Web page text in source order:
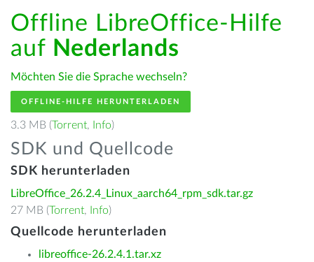
Offline LibreOffice-Hilfe
auf Nederlands
Möchten Sie die Sprache wechseln?
OFFLINE-HILFE HERUNTERLADEN
3.3 MB (Torrent, Info)
SDK und Quellcode
SDK herunterladen
LibreOffice_26.2.4_Linux_aarch64_rpm_sdk.tar.gz
27 MB (Torrent, Info)
Quellcode herunterladen
libreoffice-26.2.4.1.tar.xz